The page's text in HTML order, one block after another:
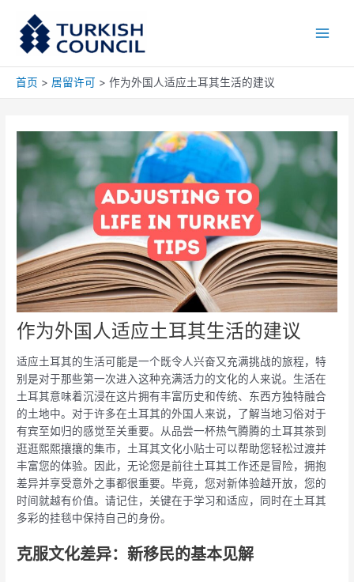
首页 居留许可 作为外国人适应土耳其生活的建议
作为外国人适应土耳其生活的建议
适应土耳其的生活可能是一个既令人兴奋又充满挑战的旅程，特
别是对于那些第一次进入这种充满活力的文化的人来说。生活在
土耳其意味着沉浸在这片拥有丰富历史和传统、东西方独特融合
的土地中。对于许多在土耳其的外国人来说，了解当地习俗对于
有宾至如归的感觉至关重要。从品尝一杯热气腾腾的土耳其茶到
逛逛熙熙攘攘的集市，土耳其文化小贴士可以帮助您轻松过渡并
丰富您的体验。因此，无论您是前往土耳其工作还是冒险，拥抱
差异并享受意外之事都很重要。毕竟，您对新体验越开放，您的
时间就越有价值。请记住，关键在于学习和适应，同时在土耳其
多彩的挂毯中保持自己的身份。
克服文化差异：新移民的基本见解